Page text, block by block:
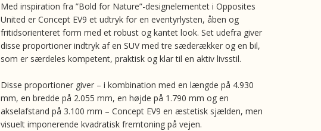
Med inspiration fra ”Bold for Nature”-designelementet i Opposites
United er Concept EV9 et udtryk for en eventyrlysten, åben og
fritidsorienteret form med et robust og kantet look. Set udefra giver
disse proportioner indtryk af en SUV med tre sæderækker og en bil,
som er særdeles kompetent, praktisk og klar til en aktiv livsstil.
Disse proportioner giver – i kombination med en længde på 4.930
mm, en bredde på 2.055 mm, en højde på 1.790 mm og en
akselafstand på 3.100 mm – Concept EV9 en æstetisk sjælden, men
visuelt imponerende kvadratisk fremtoning på vejen.